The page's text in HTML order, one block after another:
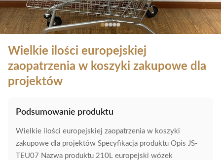
Wielkie ilości europejskiej
zaopatrzenia w koszyki zakupowe dla
projektów
Podsumowanie produktu
Wielkie ilości europejskiej zaopatrzenia w koszyki
zakupowe dla projektów Specyfikacja produktu Opis JS-
TEU07 Nazwa produktu 210L europejski wózek